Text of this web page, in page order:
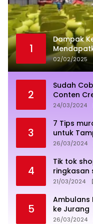
1
Dampak
02/02/2025
2
Sudah
Conten
24/03/2024
3
7 Tips
untuk
26/03/2024
4
Tik tok
ringkasan
sukses
21/03/2024
5
Ambulans
ke Jurang
26/03/2024